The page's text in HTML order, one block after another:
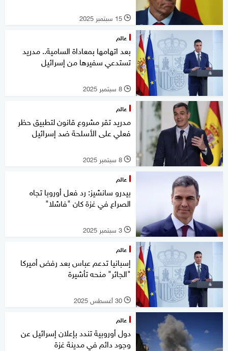
l 15 سبتمبر 2025
عالم
بعد اتهامها بمعاداة السامية.. مدريد
تستدعي سفيرها من إسرائيل
l 8 سبتمبر 2025
عالم
مدريد تقر مشروع قانون لتطبيق حظر
فعلي على الأسلحة ضد إسرائيل
l 8 سبتمبر 2025
عالم
بيدرو سانشيز: رد فعل أوروبا تجاه
الصراع في غزة كان "فاشلا"
l 3 سبتمبر 2025
عالم
إسبانيا تدعم عباس بعد رفض أميركا
"الجائر" منحه تأشيرة
l 30 أغسطس 2025
عالم
دول أوروبية تندد بإعلان إسرائيل عن
وجود دائم في مدينة غزة